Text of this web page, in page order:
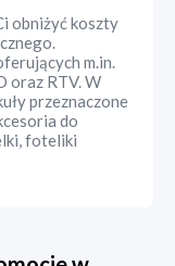
obniżyć koszty
m.in.
oraz RTV. W
przeznaczone
do
foteliki